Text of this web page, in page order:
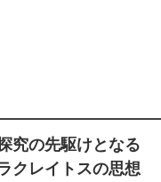
究の先駆けとなる
クレイトスの思想